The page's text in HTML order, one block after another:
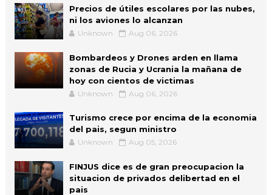
Precios de útiles escolares por las nubes,
ni los aviones lo alcanzan
Unknown Aug 06, 2026
Bombardeos y Drones arden en llama
zonas de Rucia y Ucrania la mañana de
hoy con cientos de victimas
Unknown Aug 06, 2026
Turismo crece por encima de la economia
del pais, segun ministro
Unknown Aug 05, 2026
FINJUS dice es de gran preocupacion la
situacion de privados delibertad en el
pais